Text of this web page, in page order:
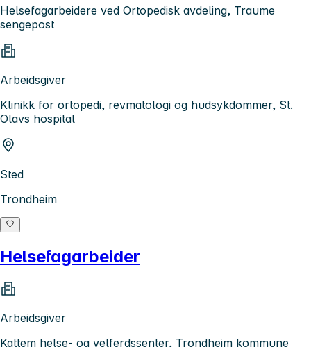
Helsefagarbeidere ved Ortopedisk avdeling, Traume
sengepost
Arbeidsgiver
Klinikk for ortopedi, revmatologi og hudsykdommer, St.
Olavs hospital
Sted
Trondheim
Helsefagarbeider
Arbeidsgiver
Kattem helse- og velferdssenter, Trondheim kommune